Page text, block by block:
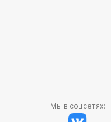
Мы в соцсетях: